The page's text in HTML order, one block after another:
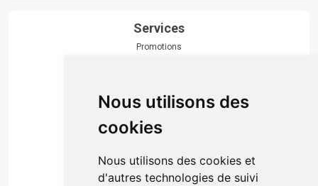
Nous utilisons des
cookies
Nous utilisons des cookies et
d'autres technologies de suivi
Services
Promotions
Actualités & conseils
Événements
Marques
Suivez-nous